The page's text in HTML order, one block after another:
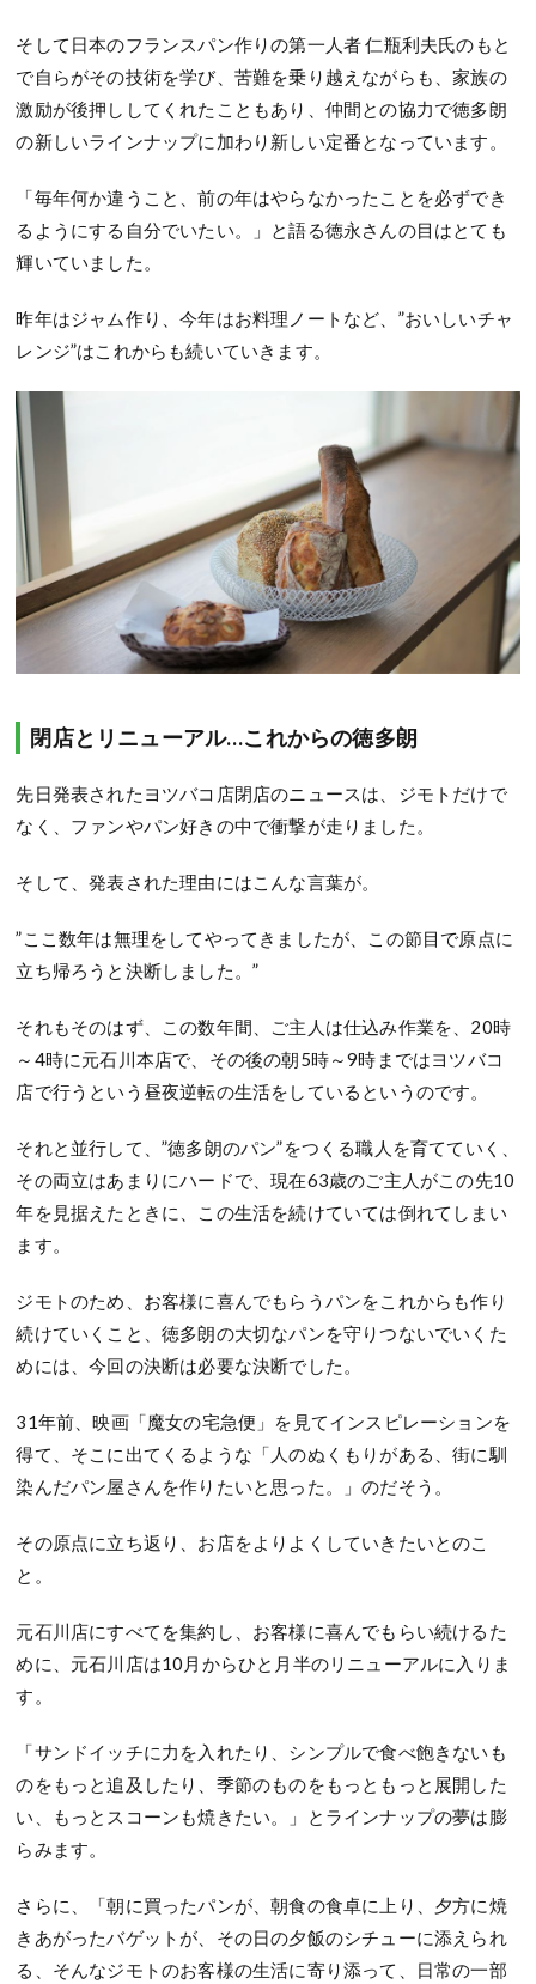
そして日本のフランスパン作りの第一人者 仁瓶利夫氏のもと
で自らがその技術を学び、苦難を乗り越えながらも、家族の
激励が後押ししてくれたこともあり、仲間との協力で徳多朗
の新しいラインナップに加わり新しい定番となっています。
「毎年何か違うこと、前の年はやらなかったことを必ずでき
るようにする自分でいたい。」と語る徳永さんの目はとても
輝いていました。
昨年はジャム作り、今年はお料理ノートなど、”おいしいチャ
レンジ”はこれからも続いていきます。
閉店とリニューアル…これからの徳多朗
先日発表されたヨツバコ店閉店のニュースは、ジモトだけで
なく、ファンやパン好きの中で衝撃が走りました。
そして、発表された理由にはこんな言葉が。
”ここ数年は無理をしてやってきましたが、この節目で原点に
立ち帰ろうと決断しました。”
それもそのはず、この数年間、ご主人は仕込み作業を、20時
～4時に元石川本店で、その後の朝5時～9時まではヨツバコ
店で行うという昼夜逆転の生活をしているというのです。
それと並行して、”徳多朗のパン”をつくる職人を育てていく、
その両立はあまりにハードで、現在63歳のご主人がこの先10
年を見据えたときに、この生活を続けていては倒れてしまい
ます。
ジモトのため、お客様に喜んでもらうパンをこれからも作り
続けていくこと、徳多朗の大切なパンを守りつないでいくた
めには、今回の決断は必要な決断でした。
31年前、映画「魔女の宅急便」を見てインスピレーションを
得て、そこに出てくるような「人のぬくもりがある、街に馴
染んだパン屋さんを作りたいと思った。」のだそう。
その原点に立ち返り、お店をよりよくしていきたいとのこ
と。
元石川店にすべてを集約し、お客様に喜んでもらい続けるた
めに、元石川店は10月からひと月半のリニューアルに入りま
す。
「サンドイッチに力を入れたり、シンプルで食べ飽きないも
のをもっと追及したり、季節のものをもっともっと展開した
い、もっとスコーンも焼きたい。」とラインナップの夢は膨
らみます。
さらに、「朝に買ったパンが、朝食の食卓に上り、夕方に焼
きあがったバゲットが、その日の夕飯のシチューに添えられ
る、そんなジモトのお客様の生活に寄り添って、日常の一部